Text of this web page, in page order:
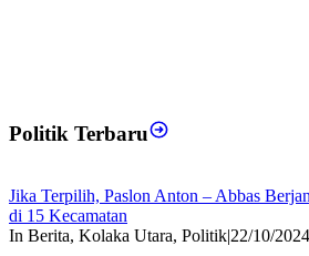
Politik Terbaru
Jika Terpilih, Paslon Anton – Abbas
di 15 Kecamatan
In Berita, Kolaka Utara, Politik|22/10/2024